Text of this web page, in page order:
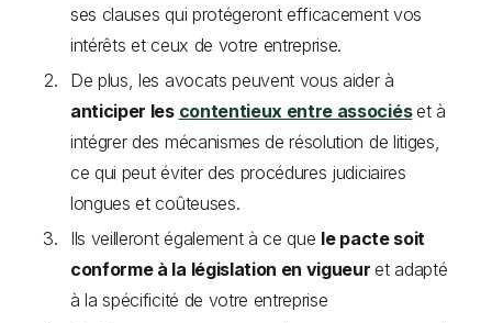
ses clauses qui protégeront efficacement vos
intérêts et ceux de votre entreprise.
De plus, les avocats peuvent vous aider à
anticiper les contentieux entre associéset à
intégrer des mécanismes de résolution de litiges,
ce qui peut éviter des procédures judiciaires
longues et coûteuses.
Ils veilleront également à ce que le pacte soit
conforme à la législation en vigueuret adapté
à la spécificité de votre entreprise